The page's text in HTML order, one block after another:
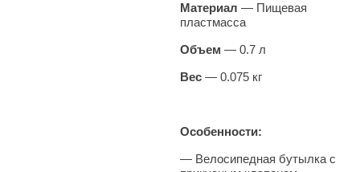
Материал — Пищевая
пластмасса
Объем — 0.7 л
Вес — 0.075 кг
Особенности:
— Велосипедная бутылка с